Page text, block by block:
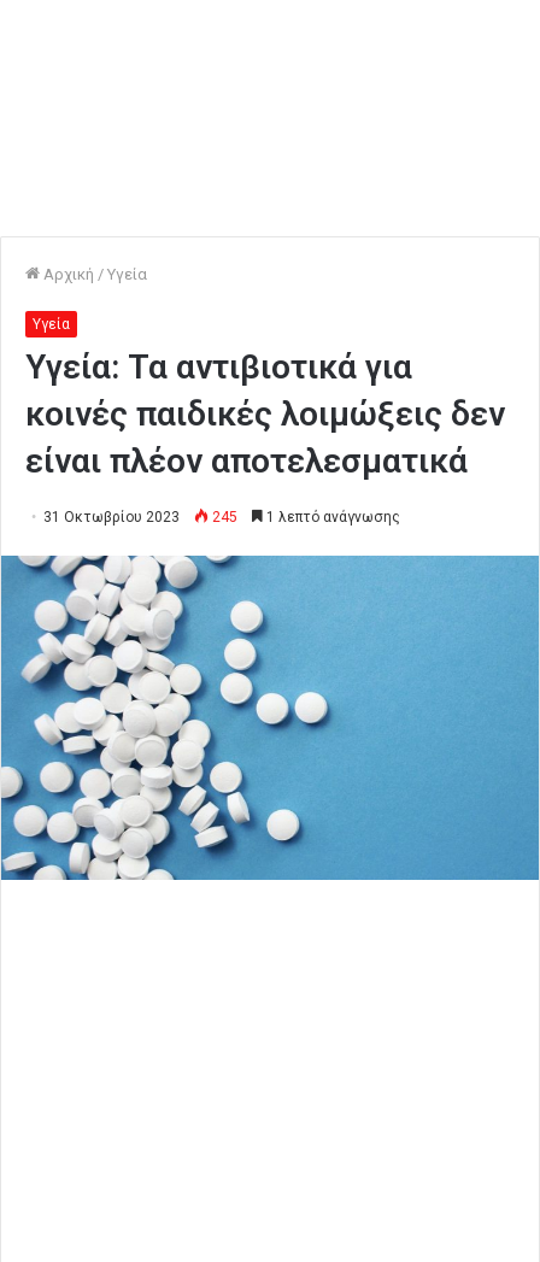
Αρχική / Υγεία
Υγεία
Υγεία: Τα αντιβιοτικά για
κοινές παιδικές λοιμώξεις δεν
είναι πλέον αποτελεσματικά
31 Οκτωβρίου 2023 245 1 λεπτό ανάγνωσης